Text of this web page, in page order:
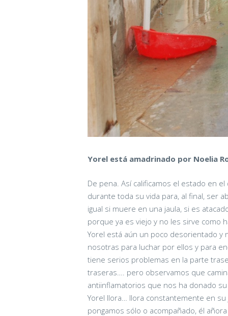
Yorel está amadrinado por Noelia
De pena. Así calificamos el estado en
durante toda su vida para, al final, ser
igual si muere en una jaula, si es
porque ya es viejo y no les sirve como
Yorel está aún un poco desorientado
nosotras para luchar por ellos y para
tiene serios problemas en la parte
traseras…. pero observamos que
antiinflamatorios que nos ha donado su
Yorel llora… llora constantemente en su
pongamos sólo o acompañado, él